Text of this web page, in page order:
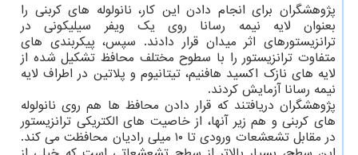
پژوهشگران برای انجام دادن این کار، نانولوله های کربنی را
بعنوان لایه نیمه رسانا روی یک ویفر سیلیکونی در
ترانزیستورهای اثر میدان قرار دادند. سپس، پیکربندی های
متفاوت ترانزیستور را با سطوح مختلف محافظ تشکیل شده از
لایه های نازک اکسید هافنیم، تیتانیوم و پلاتین در اطراف لایه
نیمه رسانا آزمایش کردند.
پژوهشگران دریافتند که قرار دادن محافظ ها هم روی نانولوله
های کربنی و هم زیر آنها، از خاصیت های الکتریکی ترانزیستور
در مقابل تشعشعات ورودی تا ۱۰ میلی رادیان محافظت می کند.